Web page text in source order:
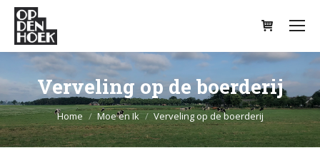
Verveling op de boerderij
Je bent hier:
Home Moe en Ik Verveling op de boerderij